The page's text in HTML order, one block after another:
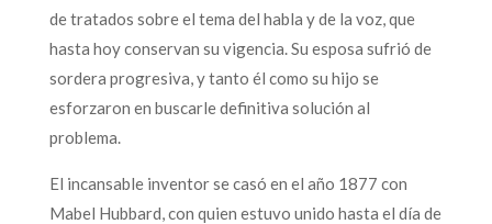
de tratados sobre el tema del habla y de la voz, que
hasta hoy conservan su vigencia. Su esposa sufrió de
sordera progresiva, y tanto él como su hijo se
esforzaron en buscarle definitiva solución al
problema.
El incansable inventor se casó en el año 1877 con
Mabel Hubbard, con quien estuvo unido hasta el día de